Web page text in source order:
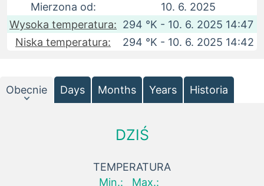
Mierzona od:
10. 6. 2025
Wysoka temperatura: 294 °K - 10. 6. 2025 14:47
Niska temperatura:
294 °K - 10. 6. 2025 14:42
Obecnie Days Months Years Historia
DZIŚ
TEMPERATURA
Min.:
Max.: